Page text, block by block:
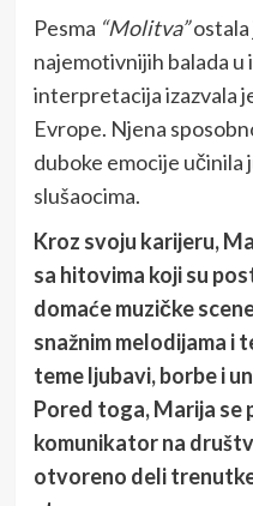
Pesma “Molitva”ostala
najemotivnijih balada
interpretacija izazvala
Evrope. Njena
duboke emocije učinila
slušaocima.
Kroz svoju karijeru,
sa hitovima koji su
domaće muzičke
snažnim melodijama i
teme ljubavi, borbe i
Pored toga, Marija se
komunikator na
otvoreno deli